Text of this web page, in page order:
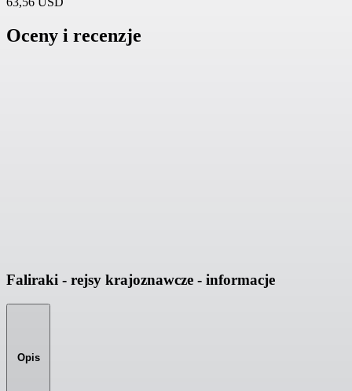
Oceny i recenzje
Faliraki - rejsy krajoznawcze - informacje
Opis